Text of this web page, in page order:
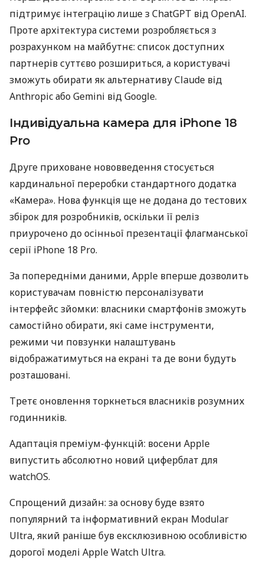
підтримує інтеграцію лише з ChatGPT від OpenAI.
Проте архітектура системи розробляється з
розрахунком на майбутнє: список доступних
партнерів суттєво розшириться, а користувачі
зможуть обирати як альтернативу Claude від
Anthropic або Gemini від Google.
Індивідуальна камера для iPhone 18
Pro
Друге приховане нововведення стосується
кардинальної переробки стандартного додатка
«Камера». Нова функція ще не додана до тестових
збірок для розробників, оскільки її реліз
приурочено до осінньої презентації флагманської
серії iPhone 18 Pro.
За попередніми даними, Apple вперше дозволить
користувачам повністю персоналізувати
інтерфейс зйомки: власники смартфонів зможуть
самостійно обирати, які саме інструменти,
режими чи повзунки налаштувань
відображатимуться на екрані та де вони будуть
розташовані.
Третє оновлення торкнеться власників розумних
годинників.
Адаптація преміум-функцій: восени Apple
випустить абсолютно новий циферблат для
watchOS.
Спрощений дизайн: за основу буде взято
популярний та інформативний екран Modular
Ultra, який раніше був ексклюзивною особливістю
дорогої моделі Apple Watch Ultra.